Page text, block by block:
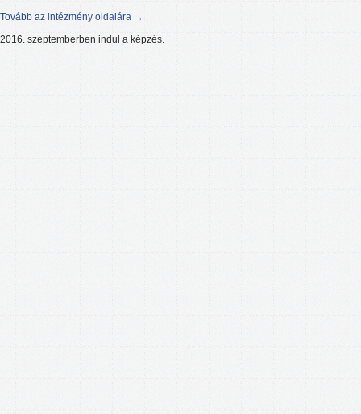
Tovább az intézmény oldalára →
2016. szeptemberben indul a képzés.